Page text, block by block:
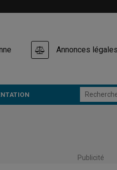
Annonces légales
Publicité